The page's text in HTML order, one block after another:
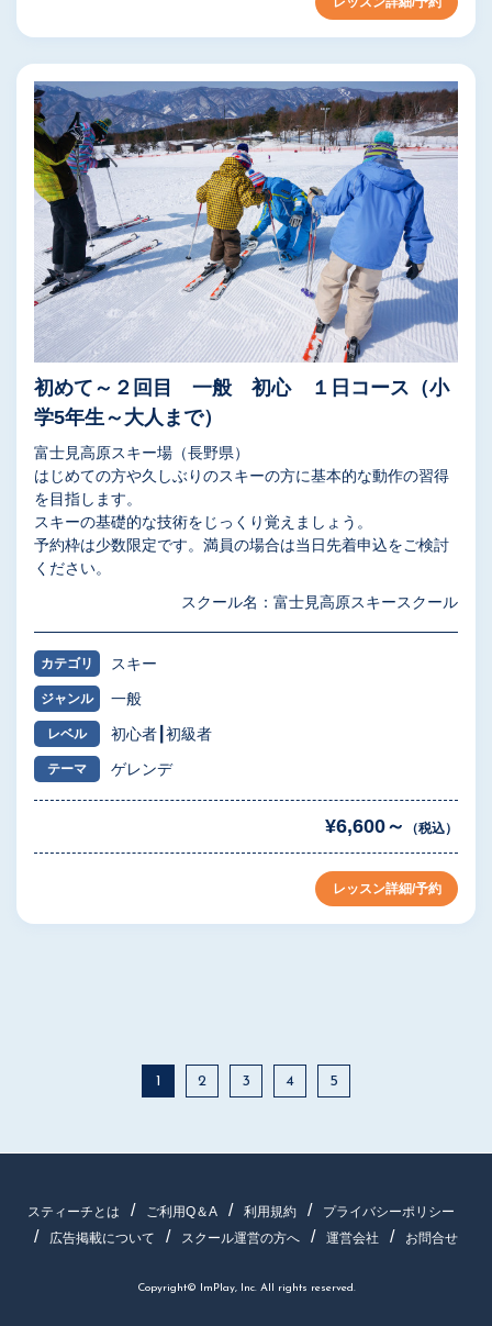
初めて～２回目 一般 初心 １日コース（小
学5年生～大人まで）
富士見高原スキー場（長野県）
はじめての方や久しぶりのスキーの方に基本的な動作の習得
を目指します。
スキーの基礎的な技術をじっくり覚えましょう。
予約枠は少数限定です。満員の場合は当日先着申込をご検討
ください。
スクール名：富士見高原スキースクール
カテゴリ スキー
ジャンル 一般
レベル 初心者 初級者
テーマ ゲレンデ
¥6,600～ （税込）
レッスン詳細/予約
1 2 3 4 5
スティーチとは ご利用Q＆A 利用規約
プライバシーポリシー
広告掲載について
スクール運営の方へ 運営会社 お問合せ
Copyright© ImPlay, Inc. All rights reserved.